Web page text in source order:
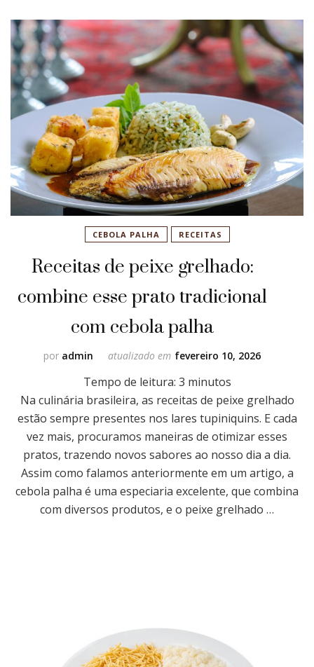
CEBOLA PALHA RECEITAS
Receitas de peixe grelhado:
combine esse prato tradicional
com cebola palha
por admin atualizado em fevereiro 10, 2026
Tempo de leitura: 3 minutos
Na culinária brasileira, as receitas de peixe grelhado
estão sempre presentes nos lares tupiniquins. E cada
vez mais, procuramos maneiras de otimizar esses
pratos, trazendo novos sabores ao nosso dia a dia.
Assim como falamos anteriormente em um artigo, a
cebola palha é uma especiaria excelente, que combina
com diversos produtos, e o peixe grelhado …